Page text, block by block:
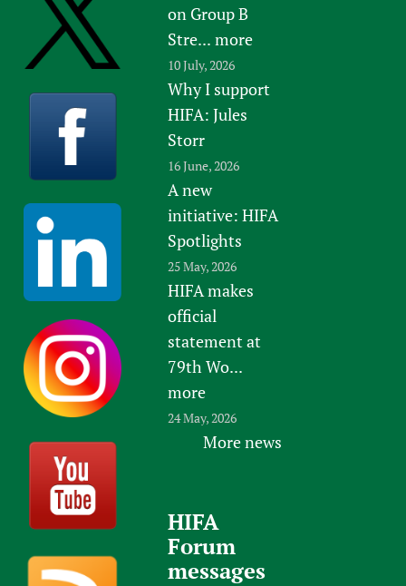
on Group B
Stre... more
10 July, 2026
Why I support
HIFA: Jules
Storr
16 June, 2026
A new
initiative: HIFA
Spotlights
25 May, 2026
HIFA makes
official
statement at
79th Wo...
more
24 May, 2026
More news
HIFA
Forum
messages